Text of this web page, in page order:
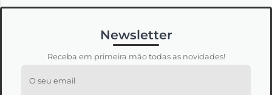
Newsletter
Receba em primeira mão todas as novidades!
O seu email